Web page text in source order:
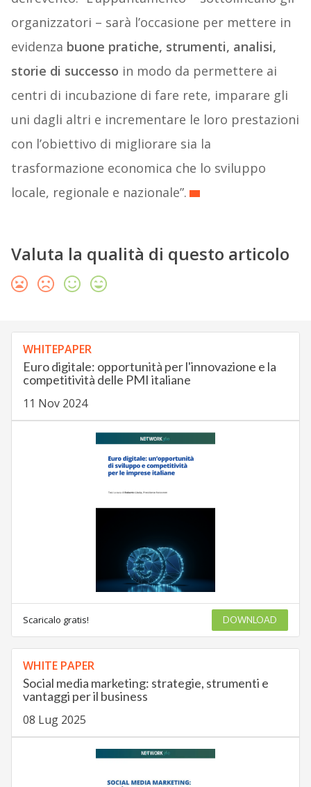
organizzatori – sarà l’occasione per mettere in
evidenza buone pratiche, strumenti, analisi,
storie di successo in modo da permettere ai
centri di incubazione di fare rete, imparare gli
uni dagli altri e incrementare le loro prestazioni
con l’obiettivo di migliorare sia la
trasformazione economica che lo sviluppo
locale, regionale e nazionale”.
Valuta la qualità di questo articolo
WHITEPAPER
Euro digitale: opportunità per l'innovazione e la
competitività delle PMI italiane
11 Nov 2024
Scaricalo gratis! DOWNLOAD
WHITE PAPER
Social media marketing: strategie, strumenti e
vantaggi per il business
08 Lug 2025